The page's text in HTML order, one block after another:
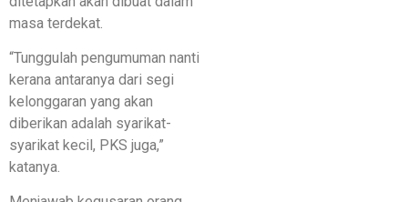
masa terdekat.
“Tunggulah pengumuman nanti
kerana antaranya dari segi
kelonggaran yang akan
diberikan adalah syarikat-
syarikat kecil, PKS juga,”
katanya.